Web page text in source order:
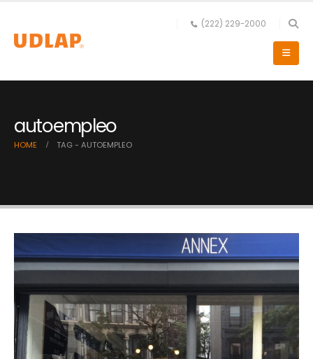
(222) 229-2000
autoempleo
HOME TAG - AUTOEMPLEO